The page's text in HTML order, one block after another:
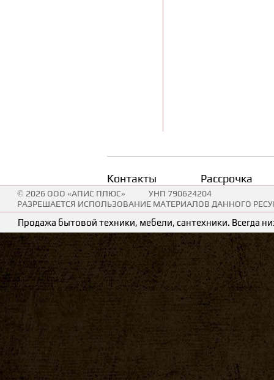
Контакты Рассрочка
© 2026 ООО «АПИС ПЛЮС»
УНП 790624204
РАЗРЕШАЕТСЯ ИСПОЛЬЗОВАНИЕ МАТЕРИАЛОВ ДАННОГО
Продажа бытовой техники, мебели, сантехники. Всегда